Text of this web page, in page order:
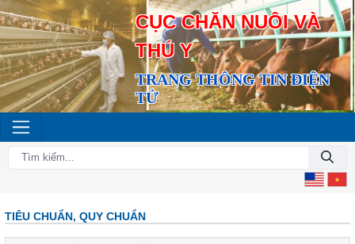
CỤC CHĂN NUÔI VÀ
THÚ Y
TRANG THÔNG TIN ĐIỆN
TỬ
TIÊU CHUẨN, QUY CHUẨN